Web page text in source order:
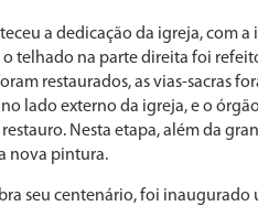
a dedicação da igreja, com
telhado na parte direita foi
restaurados, as vias-sacras
lado externo da igreja, e o
Nesta etapa, além da
nova pintura.
seu centenário, foi